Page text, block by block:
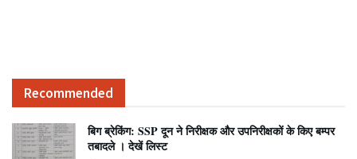
Recommended
बिग ब्रेकिंग: SSP दून ने निरीक्षक और उपनिरीक्षकों के किए बम्पर
तबादले । देखें लिस्ट